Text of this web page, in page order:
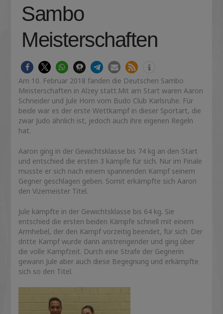
Sambo
Meisterschaften
Am 10. Februar 2018 fanden die Deutschen Sambo
Meisterschaften in Alzey statt.Mit am Start waren Aaron
Schneider und Jule Horn vom Budo Club Karlsruhe. Für
beide war es der erste Wettkampf in dieser Sportart, die
zwar Judo ähnlich ist, jedoch auch ihre eigenen Regeln
hat.
Aaron ging in der Gewichtsklasse bis 74 kg an den Start
und entschied die ersten 3 kämpfe für sich. Nur im Finale
musste er sich nach einem spannenden Kampf seinem
Gegner geschlagen geben. Somit erkämpfte sich Aaron
den Vizemeister Titel.
Jule kämpfte in der Gewichtsklasse bis 64 kg. Sie
entschied die ersten beiden Kämpfe schnell mit einem
Armhebel, der den Kampf vorzeitig beendet, für sich. Der
dritte Kampf wurde dann anstrengender und ging über
die volle Kampfzeit. Durch eine Strafe der Gegnerin
gewann Jule aber auch diese Begegnung und erkämpfte
sich so den Titel.